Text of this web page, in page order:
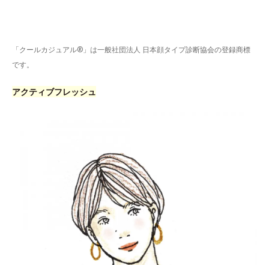
「クールカジュアル®」は一般社団法人 日本顔タイプ診断協会の登録商標
です。
アクティブフレッシュ